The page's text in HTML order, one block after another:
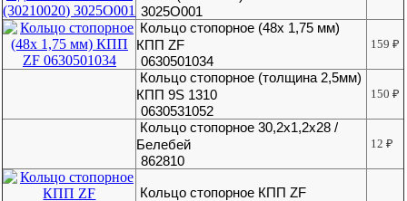
3025О001
Кольцо стопорное (48х 1,75 мм)
КПП ZF
0630501034
159₽
Кольцо стопорное (толщина 2,5мм)
КПП 9S 1310
0630531052
150₽
Кольцо стопорное 30,2х1,2х28 /
Белебей
862810
12₽
Кольцо стопорное КПП ZF